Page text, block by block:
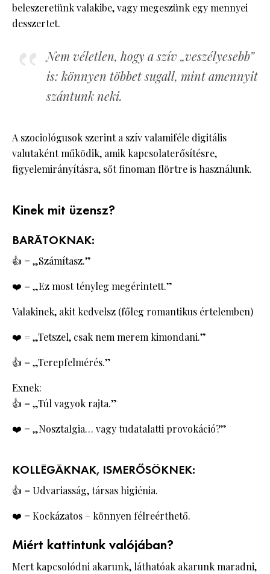
beleszeretünk valakibe, vagy megeszünk egy mennyei
desszertet.
Nem véletlen, hogy a szív „veszélyesebb”
is: könnyen többet sugall, mint amennyit
szántunk neki.
A szociológusok szerint a szív valamiféle digitális
valutaként működik, amik kapcsolaterősítésre,
figyelemirányításra, sőt finoman flörtre is használunk.
Kinek mit üzensz?
BARÁTOKNAK:
👍 = „Számítasz.”
❤️ = „Ez most tényleg megérintett.”
Valakinek, akit kedvelsz (főleg romantikus értelemben)
❤️ = „Tetszel, csak nem merem kimondani.”
👍 = „Terepfelmérés.”
Exnek:
👍 = „Túl vagyok rajta.”
❤️ = „Nosztalgia… vagy tudatalatti provokáció?”
KOLLÉGÁKNAK, ISMERŐSÖKNEK:
👍 = Udvariasság, társas higiénia.
❤️ = Kockázatos – könnyen félreérthető.
Miért kattintunk valójában?
Mert kapcsolódni akarunk, láthatóak akarunk maradni,